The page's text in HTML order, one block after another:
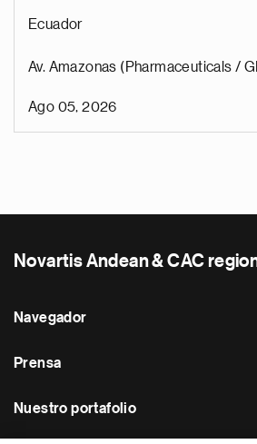
Ecuador
Av. Amazonas (Pharmaceuticals /
Ago 05, 2026
Novartis Andean & CAC
Navegador
Prensa
Nuestro portafolio